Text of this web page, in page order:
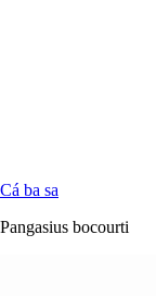
Cá ba sa
Pangasius bocourti